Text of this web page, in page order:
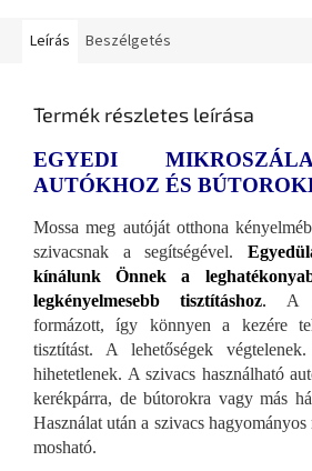
Leírás Beszélgetés
Termék részletes leírása
EGYEDI
AUTÓKHOZ ÉS
Mossa meg autóját otthona
szivacsnak a segítségével.
kínálunk Önnek a
legkényelmesebb tisztításhoz. A
formázott, így könnyen a kezére
tisztítást. A lehetőségek
hihetetlenek. A szivacs használható
kerékpárra, de bútorokra vagy más
Használat után a szivacs
mosható.